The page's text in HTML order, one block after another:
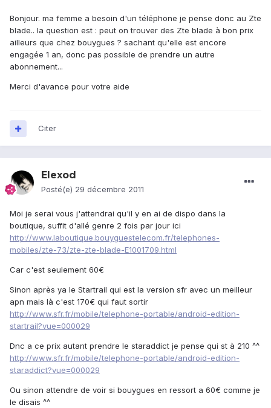
Bonjour. ma femme a besoin d'un téléphone je pense donc au Zte
blade.. la question est : peut on trouver des Zte blade à bon prix
ailleurs que chez bouygues ? sachant qu'elle est encore
engagée 1 an, donc pas possible de prendre un autre
abonnement...
Merci d'avance pour votre aide
Citer
Elexod
Posté(e) 29 décembre 2011
Moi je serai vous j'attendrai qu'il y en ai de dispo dans la
boutique, suffit d'allé genre 2 fois par jour ici
http://www.laboutique.bouyguestelecom.fr/telephones-
mobiles/zte-73/zte-zte-blade-E1001709.html
Car c'est seulement 60€
Sinon après ya le Startrail qui est la version sfr avec un meilleur
apn mais là c'est 170€ qui faut sortir
http://www.sfr.fr/mobile/telephone-portable/android-edition-
startrail?vue=000029
Dnc a ce prix autant prendre le staraddict je pense qui st à 210 ^^
http://www.sfr.fr/mobile/telephone-portable/android-edition-
staraddict?vue=000029
Ou sinon attendre de voir si bouygues en ressort a 60€ comme je
le disais ^^